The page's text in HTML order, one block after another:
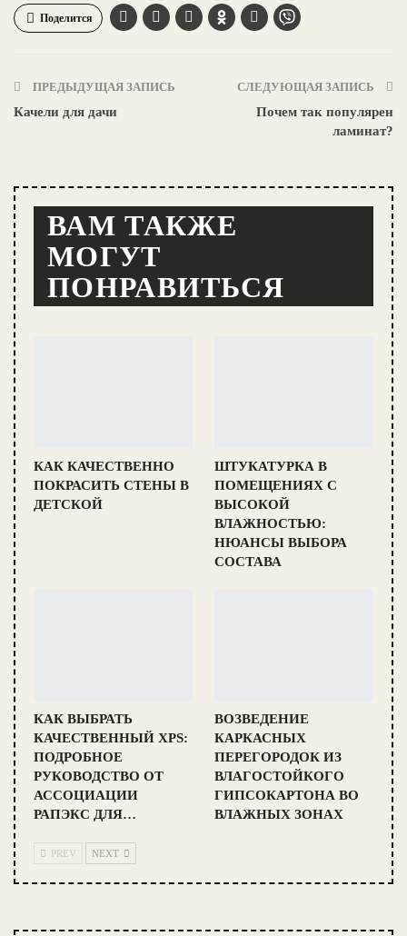
Поделится
ПРЕДЫДУЩАЯ ЗАПИСЬ
Качели для дачи
СЛЕДУЮЩАЯ ЗАПИСЬ
Почем так популярен
ламинат?
ВАМ ТАКЖЕ
МОГУТ
ПОНРАВИТЬСЯ
КАК КАЧЕСТВЕННО
ПОКРАСИТЬ СТЕНЫ В
ДЕТСКОЙ
ШТУКАТУРКА В
ПОМЕЩЕНИЯХ С
ВЫСОКОЙ
ВЛАЖНОСТЬЮ:
НЮАНСЫ ВЫБОРА
СОСТАВА
КАК ВЫБРАТЬ
КАЧЕСТВЕННЫЙ XPS:
ПОДРОБНОЕ
РУКОВОДСТВО ОТ
АССОЦИАЦИИ
РАПЭКС ДЛЯ…
ВОЗВЕДЕНИЕ
КАРКАСНЫХ
ПЕРЕГОРОДОК ИЗ
ВЛАГОСТОЙКОГО
ГИПСОКАРТОНА ВО
ВЛАЖНЫХ ЗОНАХ
PREV NEXT